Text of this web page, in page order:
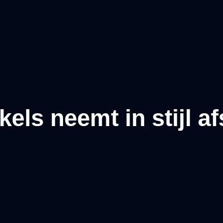
neemt in stijl